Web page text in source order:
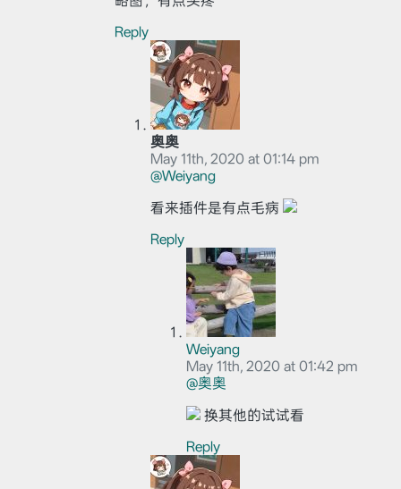
Reply
奥奥
May 11th, 2020 at 01:14 pm
@Weiyang
看来插件是有点毛病
Reply
Weiyang
May 11th, 2020 at 01:42 pm
@奥奥
换其他的试试看
Reply